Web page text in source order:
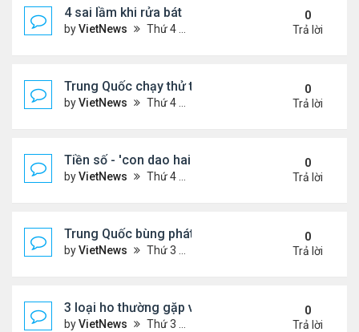
4 sai lầm khi rửa bát
byVietNews Thứ 4 Tháng 8 10, 2022 3:02 pm
0
Trả lời
Trung Quốc chạy thử tàu đệm từ treo ngược
byVietNews Thứ 4 Tháng 8 10, 2022 3:01 pm
0
Trả lời
Tiền số - 'con dao hai lưỡi' với các nước đang
byVietNews Thứ 4 Tháng 8 10, 2022 2:19 pm
0
Trả lời
Trung Quốc bùng phát loại virus mới
byVietNews Thứ 3 Tháng 8 09, 2022 10:10 am
0
Trả lời
3 loại ho thường gặp và cách khắc phục
byVietNews Thứ 3 Tháng 8 09, 2022 9:58 am
0
Trả lời